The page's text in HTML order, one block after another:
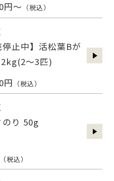
円～ （税込）
停止中】活松葉Bが
〜3匹)
円 （税込）
のり 50g
（税込）